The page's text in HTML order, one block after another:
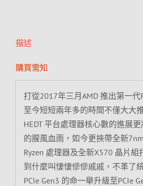
描述
購買需知
打從2017年三月AMD 推出第一代
至今短短兩年多的時間不僅大大
HEDT 平台處理器核心數的進展
的腥風血雨，如今更挾帶全新
Ryzen 處理器及全新X570 晶片
到什麼叫悽悽慘慘戚戚，不革了
PCIe Gen3 的命一舉升級至PCIe